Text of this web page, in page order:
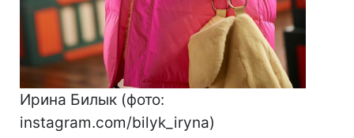
Ирина Билык (фото:
instagram.com/bilyk_iryna)